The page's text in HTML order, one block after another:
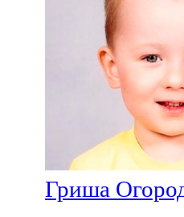
Гриша